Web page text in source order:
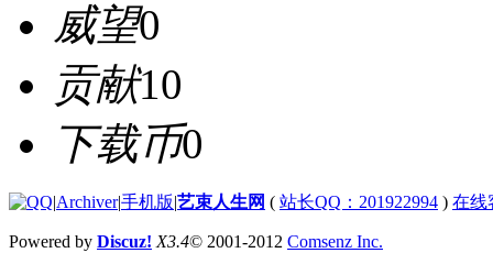
威望0
贡献10
下载币0
|Archiver|手机版|艺束人生网 ( 站长QQ：201922994 ) 在线
Powered by Discuz! X3.4© 2001-2012 Comsenz Inc.